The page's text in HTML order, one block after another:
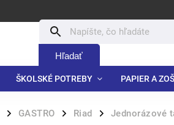
Hľadať
ŠKOLSKÉ POTREBY PAPIER A
/ GASTRO / Riad / Jednorázové